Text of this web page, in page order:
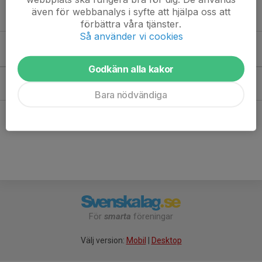
Hyra betalas i förskott, senast vid resning av tält.
Kommande aktiviteter
Mån 24/8
För smarta föreningar
Välj version: Mobil Desktop
även för webbanalys i syfte att hjälpa oss att
förbättra våra tjänster.
Så använder vi cookies
Godkänn alla kakor
Bara nödvändiga